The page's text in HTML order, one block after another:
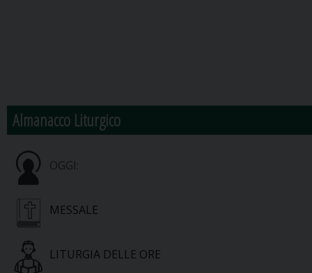
Almanacco Liturgico
OGGI:
MESSALE
LITURGIA DELLE ORE